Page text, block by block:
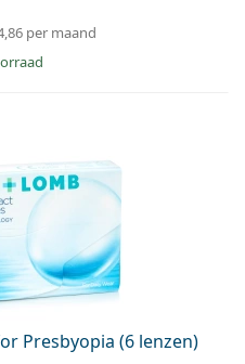
per maand
Presbyopia (6 lenzen)